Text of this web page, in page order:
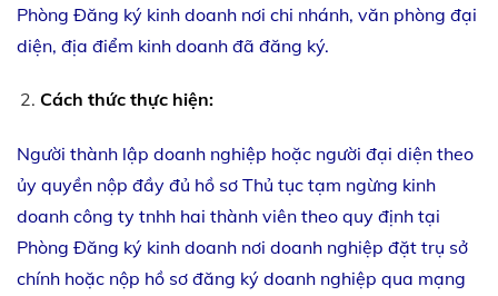
Phòng Đăng ký kinh doanh nơi chi nhánh, văn phòng đại
diện, địa điểm kinh doanh đã đăng ký.
Cách thức thực hiện:
Người thành lập doanh nghiệp hoặc người đại diện theo
ủy quyền nộp đầy đủ hồ sơ Thủ tục tạm ngừng kinh
doanh công ty tnhh hai thành viên theo quy định tại
Phòng Đăng ký kinh doanh nơi doanh nghiệp đặt trụ sở
chính hoặc nộp hồ sơ đăng ký doanh nghiệp qua mạng